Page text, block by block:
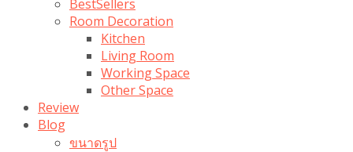
BestSellers
Room Decoration
Kitchen
Living Room
Working Space
Other Space
Review
Blog
ขนาดรูป